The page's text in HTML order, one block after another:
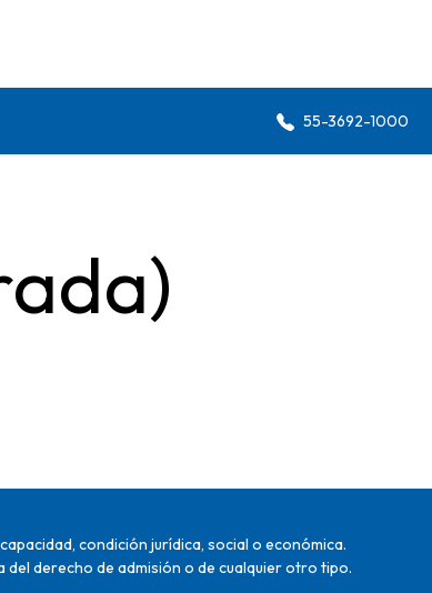
55-3692-1000
condición jurídica, social o económica.
derecho de admisión o de cualquier otro tipo.